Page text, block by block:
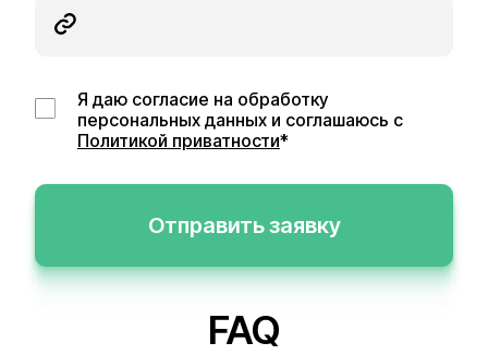
Я даю согласие на обработку
персональных данных и соглашаюсь с
Политикой приватности*
Отправить заявку
FAQ